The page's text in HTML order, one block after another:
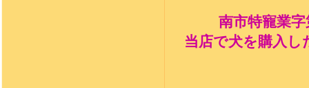
南市特寵業字
当店で犬を購入